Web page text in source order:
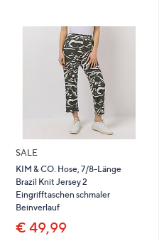
SALE
KIM & CO. Hose, 7/8-Länge
Brazil Knit Jersey 2
Eingrifftaschen schmaler
Beinverlauf
€ 49,99